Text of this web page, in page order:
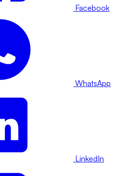
Facebook
WhatsApp
LinkedIn